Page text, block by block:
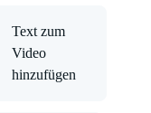
Text zum
Video
hinzufügen